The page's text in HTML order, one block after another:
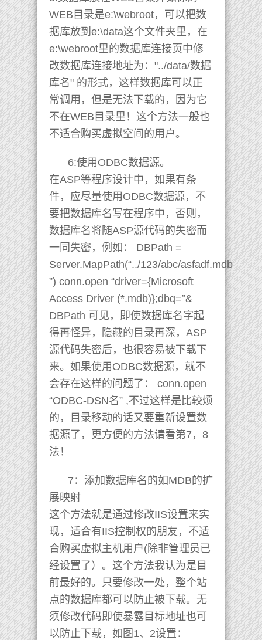
WEB目录是e:\webroot，可以把数
据库放到e:\data这个文件夹里，在
e:\webroot里的数据库连接页中修
改数据库连接地址为："../data/数据
库名" 的形式，这样数据库可以正
常调用，但是无法下载的，因为它
不在WEB目录里！这个方法一般也
不适合购买虚拟空间的用户。
6:使用ODBC数据源。
在ASP等程序设计中，如果有条
件，应尽量使用ODBC数据源，不
要把数据库名写在程序中，否则，
数据库名将随ASP源代码的失密而
一同失密，例如： DBPath =
Server.MapPath(“../123/abc/asfadf.mdb
”) conn.open “driver={Microsoft
Access Driver (*.mdb)};dbq=”&
DBPath 可见，即使数据库名字起
得再怪异，隐藏的目录再深，ASP
源代码失密后，也很容易被下载下
来。如果使用ODBC数据源，就不
会存在这样的问题了： conn.open
“ODBC-DSN名” ,不过这样是比较烦
的，目录移动的话又要重新设置数
据源了，更方便的方法请看第7，8
法！
7：添加数据库名的如MDB的扩
展映射
这个方法就是通过修改IIS设置来实
现，适合有IIS控制权的朋友，不适
合购买虚拟主机用户(除非管理员已
经设置了）。这个方法我认为是目
前最好的。只要修改一处，整个站
点的数据库都可以防止被下载。无
须修改代码即使暴露目标地址也可
以防止下载，如图1、2设置：